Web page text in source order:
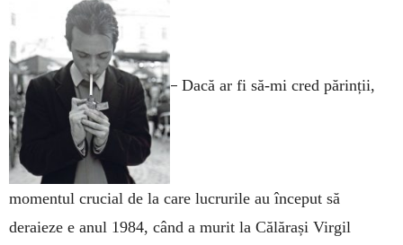
– Dacă ar fi să-mi cred părinții,
momentul crucial de la care lucrurile au început să
deraieze e anul 1984, când a murit la Călărași Virgil